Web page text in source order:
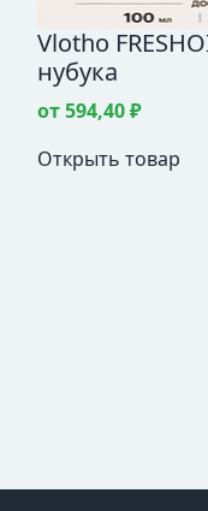
Vlotho
нубука
от 594,40 ₽
Открыть товар